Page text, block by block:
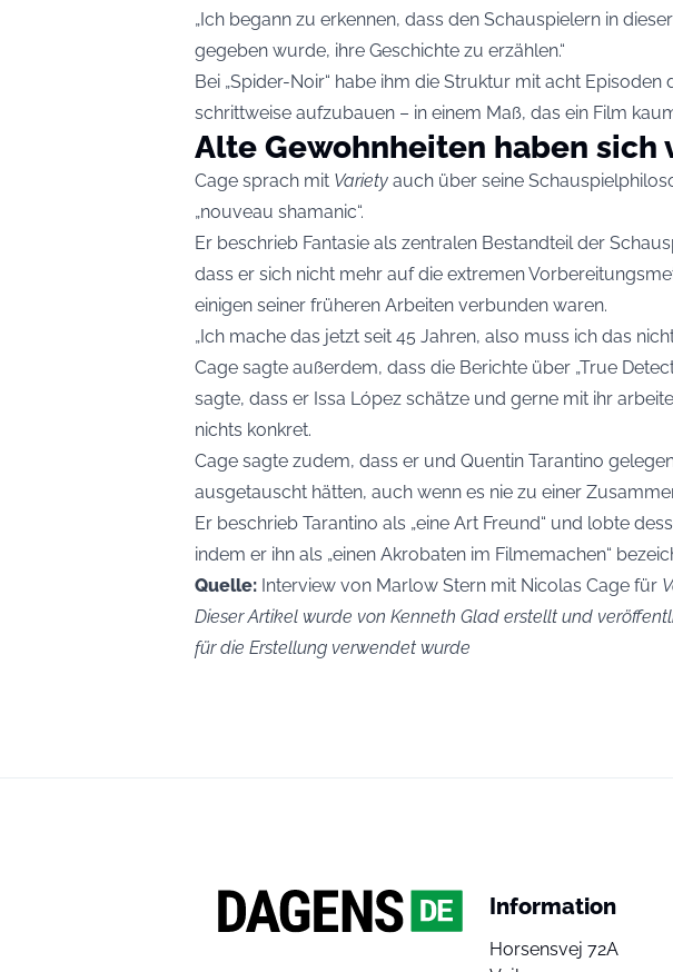
„Ich begann zu erkennen, dass den Schauspielern in
gegeben wurde, ihre Geschichte zu erzählen.“
Bei „Spider-Noir“ habe ihm die Struktur mit acht Episoden
schrittweise aufzubauen – in einem Maß, das ein Film
Alte Gewohnheiten haben sich
Cage sprach mit Variety auch über seine
„nouveau shamanic“.
Er beschrieb Fantasie als zentralen Bestandteil der
dass er sich nicht mehr auf die extremen
einigen seiner früheren Arbeiten verbunden waren.
„Ich mache das jetzt seit 45 Jahren, also muss ich das
Cage sagte außerdem, dass die Berichte über „True
sagte, dass er Issa López schätze und gerne mit ihr
nichts konkret.
Cage sagte zudem, dass er und Quentin Tarantino
ausgetauscht hätten, auch wenn es nie zu einer
Er beschrieb Tarantino als „eine Art Freund“ und lobte
indem er ihn als „einen Akrobaten im Filmemachen“
Quelle: Interview von Marlow Stern mit Nicolas Cage für
Dieser Artikel wurde von Kenneth Glad erstellt und
für die Erstellung verwendet wurde
Information
Horsensvej 72A